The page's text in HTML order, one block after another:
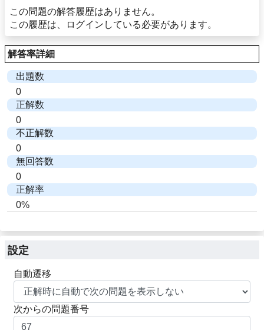
この問題の解答履歴はありません。
この履歴は、ログインしている必要があります。
解答率詳細
出題数
0
正解数
0
不正解数
0
無回答数
0
正解率
0%
設定
自動遷移
次からの問題番号